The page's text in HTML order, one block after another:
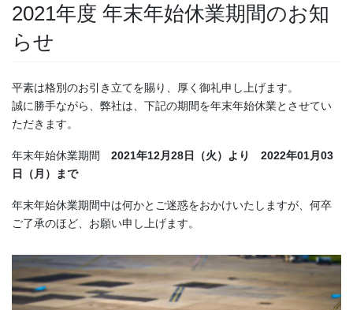
2021年度 年末年始休業期間のお知
らせ
平素は格別のお引き立てを賜り、厚く御礼申し上げます。
誠に勝手ながら、弊社は、下記の期間を年末年始休業とさせてい
ただきます。
年末年始休業期間 2021年12月28日（火）より 2022年01月03
日（月）まで
年末年始休業期間中は何かとご迷惑をおかけいたしますが、何卒
ご了承のほど、お願い申し上げます。